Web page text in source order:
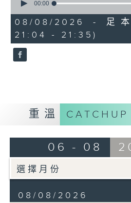
seconds
30
minutes,
59
seconds
00:00
08/08/2026 - 足
21:04 - 21:35)
重溫 CATCHUP
06 - 08
08/08/2026